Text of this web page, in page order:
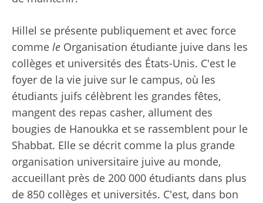
Hillel se présente publiquement et avec force
comme le Organisation étudiante juive dans les
collèges et universités des États-Unis. C'est le
foyer de la vie juive sur le campus, où les
étudiants juifs célèbrent les grandes fêtes,
mangent des repas casher, allument des
bougies de Hanoukka et se rassemblent pour le
Shabbat. Elle se décrit comme la plus grande
organisation universitaire juive au monde,
accueillant près de 200 000 étudiants dans plus
de 850 collèges et universités. C'est, dans bon